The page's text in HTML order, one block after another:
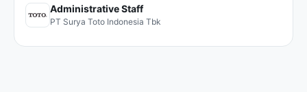
Administrative Staff
PT Surya Toto Indonesia Tbk